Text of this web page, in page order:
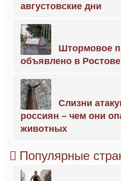
августовские дни
Штормовое
объявлено в Ростове
Слизни
россиян – чем они
животных
Популярные